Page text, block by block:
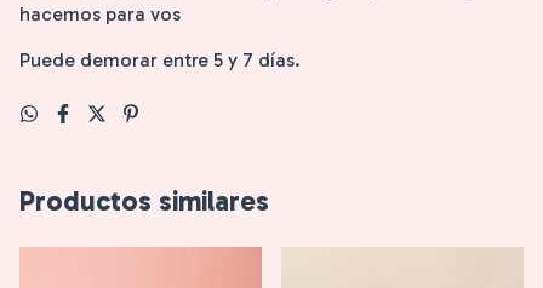
hacemos para vos
Puede demorar entre 5 y 7 días.
Productos similares